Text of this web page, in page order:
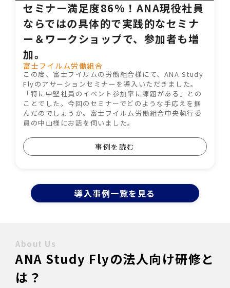
セミナー満足度86%！ANA現役社員
ならではの具体的で実践的なセミナ
ー＆ワークショップで、参加者も増
加。
富士フイルム労働組合
この度、富士フイルムの労働組合様にて、ANA Study
Flyのアサーションセミナーを導入いただきました。
「特に中堅社員のイベント参加率に課題がある」との
ことでした。今回のセミナーでどのような手応えを掴
んだのでしょうか。富士フイルム労働組合中央執行委
員の中山様にお話を伺いました。
事例を読む
導⼊事例⼀覧を⾒る
About Us
ANA Study Flyの法⼈向け研修と
は？